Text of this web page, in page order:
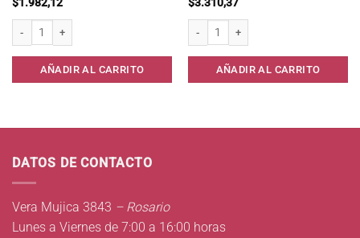
AÑADIR AL CARRITO AÑADIR AL CARRITO
DATOS DE CONTACTO
Vera Mujica 3843 – Rosario
Lunes a Viernes de 7:00 a 16:00 horas